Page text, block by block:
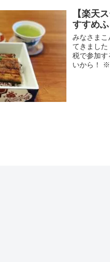
【楽天
すすめ
みなさまこ
てきまし
税で参加す
いから！